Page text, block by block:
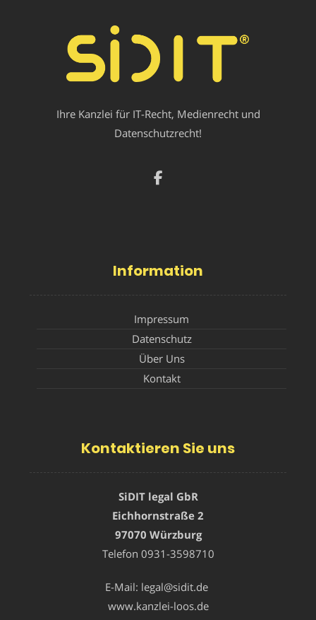
Ihre Kanzlei für IT-Recht, Medienrecht und
Datenschutzrecht!
Information
Impressum
Datenschutz
Über Uns
Kontakt
Kontaktieren Sie uns
SiDIT legal GbR
Eichhornstraße 2
97070 Würzburg
Telefon 0931-3598710
E-Mail: legal@sidit.de
www.kanzlei-loos.de